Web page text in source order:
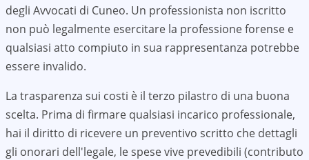
degli Avvocati di Cuneo. Un professionista non iscritto
non può legalmente esercitare la professione forense e
qualsiasi atto compiuto in sua rappresentanza potrebbe
essere invalido.
La trasparenza sui costi è il terzo pilastro di una buona
scelta. Prima di firmare qualsiasi incarico professionale,
hai il diritto di ricevere un preventivo scritto che dettagli
gli onorari dell'legale, le spese vive prevedibili (contributo